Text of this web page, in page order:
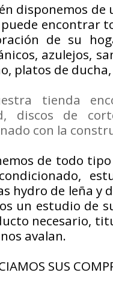
disponemos de
encontrar
de su
azulejos,
platos de
tienda
discos de
con la
de todo
hydro de leña y
un estudio de
necesario,
avalan.
SUS